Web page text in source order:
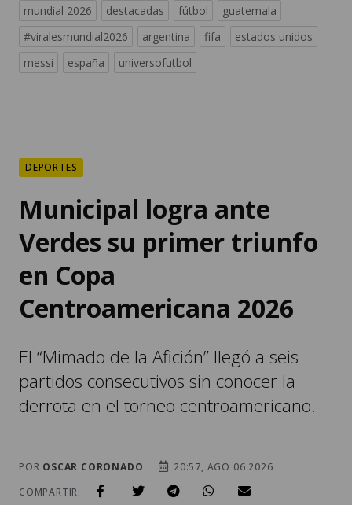
mundial 2026 destacadas fútbol
guatemala
#viralesmundial2026
argentina fifa
estados unidos
messi
españa universofutbol
DEPORTES
Municipal logra ante
Verdes su primer triunfo
en Copa
Centroamericana 2026
El “Mimado de la Afición” llegó a seis
partidos consecutivos sin conocer la
derrota en el torneo centroamericano.
POR OSCAR CORONADO
20:57, AGO 06 2026
COMPARTIR: